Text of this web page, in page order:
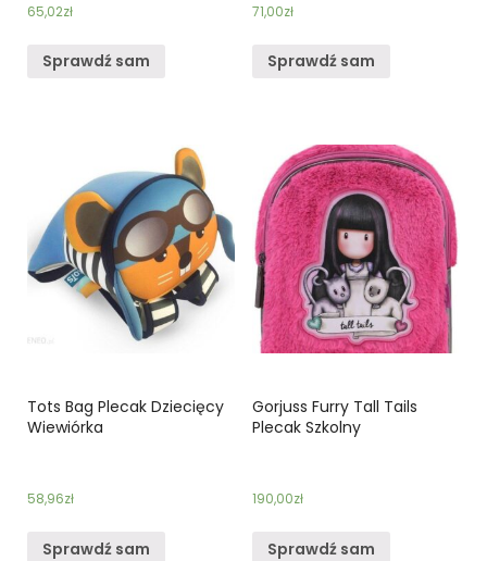
65,02zł
Sprawdź sam
71,00zł
Sprawdź sam
Tots Bag Plecak Dziecięcy
Wiewiórka
58,96zł
Sprawdź sam
Gorjuss Furry Tall Tails
Plecak Szkolny
190,00zł
Sprawdź sam